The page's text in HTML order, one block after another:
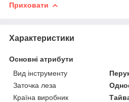
Приховати
Характеристики
Основні атрибути
Вид інструменту
Заточка леза
Країна виробник